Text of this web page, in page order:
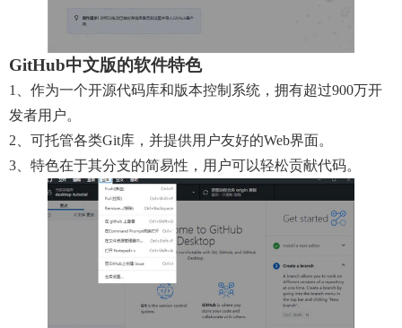
GitHub中文版的软件特色
1、作为一个开源代码库和版本控制系统，拥有超过900万开
发者用户。
2、可托管各类git库，并提供用户友好的web界面。
3、特色在于其分支的简易性，用户可以轻松贡献代码。